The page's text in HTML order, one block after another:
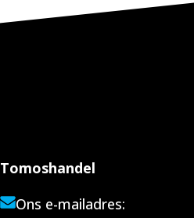
Tomoshandel
Ons e-mailadres: